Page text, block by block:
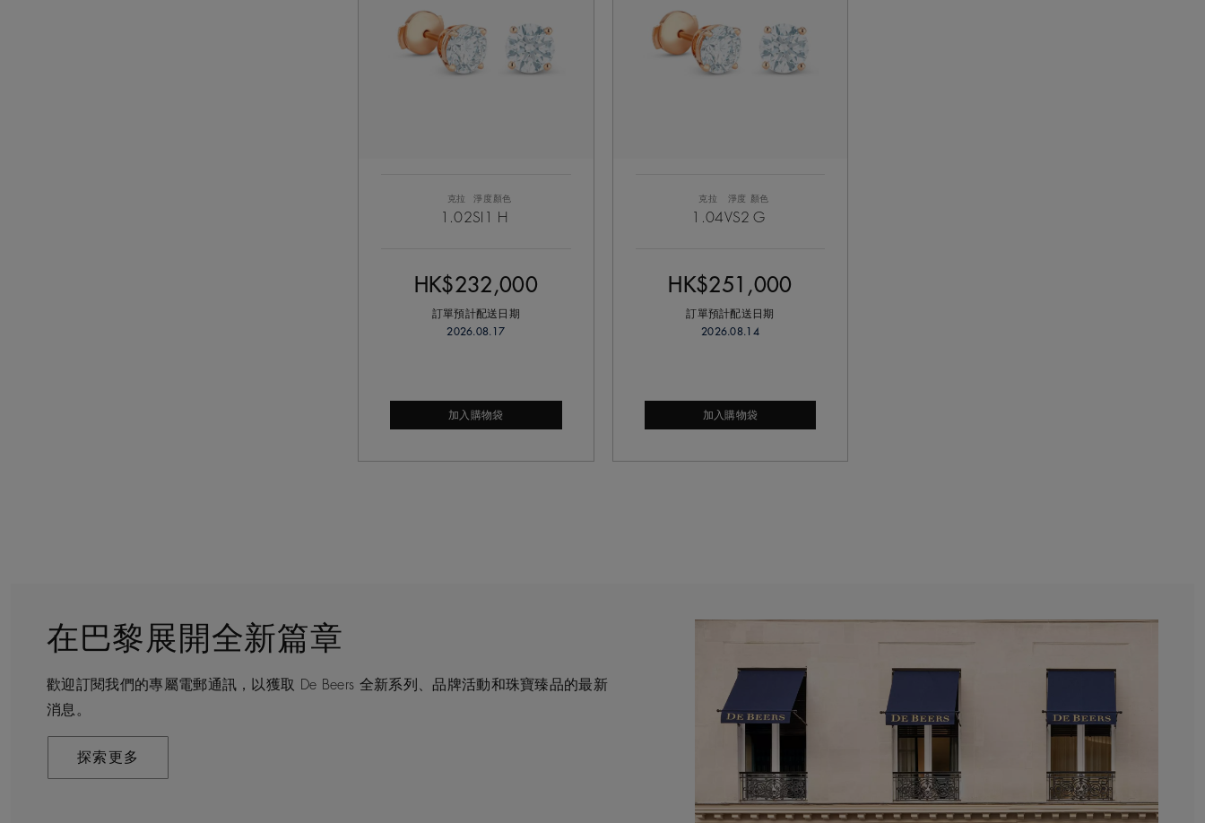
克拉
1.02
淨度
SI1
顏色
H
HK$232,000
訂單預計配送日期
2026.08.17
加入購物袋
克拉
1.04
淨度
VS2
顏色
G
HK$251,000
訂單預計配送日期
2026.08.14
加入購物袋
在巴黎展開全新篇章
歡迎訂閱我們的專屬電郵通訊，以獲取 De Beers 全新系列、品牌活動和珠寶臻品的最新
消息。
探索更多
守護永恒
De Beers 在全球珠寶領域獨樹一幟，因為我們是唯一與鑽石原產地有直接連結的奢華珠
寶品牌。
探索更多
顧客服務
無論您是透過線上購物或造訪實體精品店，我們始終致力於為您提供個人化的購物體
驗。預約於店內或線上進行鑑賞，透過私人諮詢獲取來自於專家的協助與指導。
瞭解更多
De Beers 的世界
De Beers 成立於倫敦，靈感來自非洲的自然，是奢華鑽石珠寶的巔峰。我們的創意和工
藝將鑽石轉化為永恆和標誌性的設計。
探索更多